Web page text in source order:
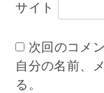
サイト
次回のコメ
自分の名前、
る。